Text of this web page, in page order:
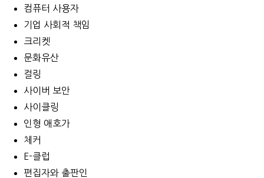
컴퓨터 사용자
기업 사회적 책임
크리켓
문화유산
컬링
사이버 보안
사이클링
인형 애호가
체커
E-클럽
편집자와 출판인